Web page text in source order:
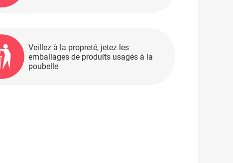
Veillez à la propreté, jetez les
emballages de produits usagés à la
poubelle